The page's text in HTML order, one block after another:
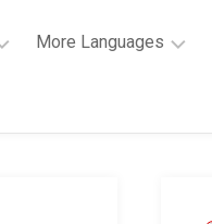
More Languages
French